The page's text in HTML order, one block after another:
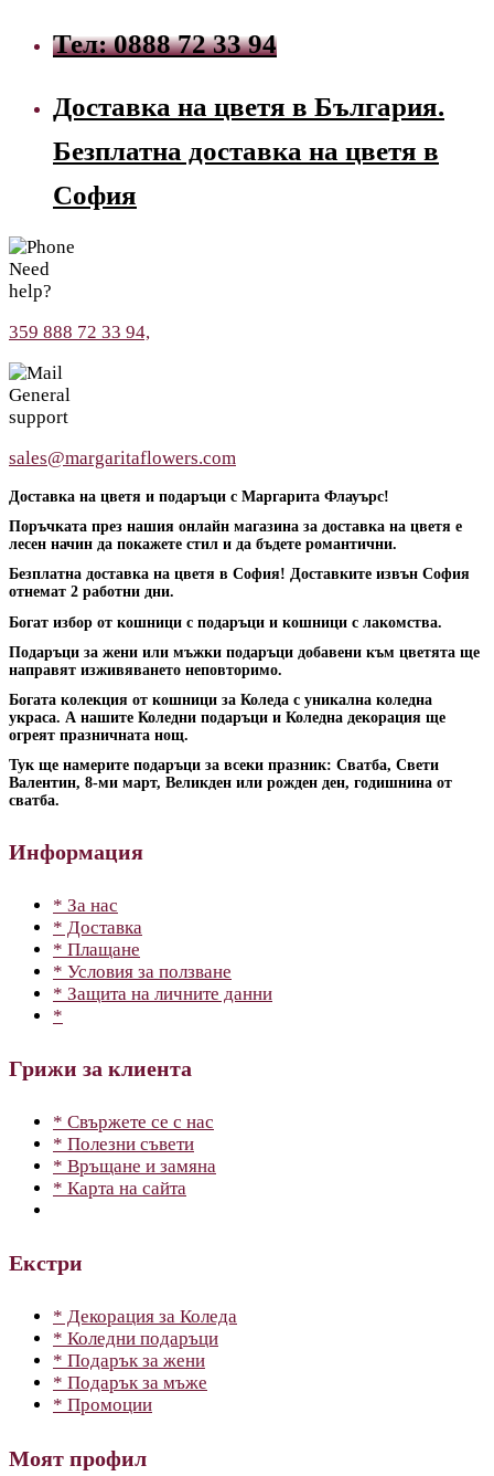
Тел: 0888 72 33 94
Доставка на цветя в България.
Безплатна доставка на цветя в
София
Need
help?
359 888 72 33 94,
General
support
sales@margaritaflowers.com
Доставка на цветя и подаръци с Маргарита Флауърс!
Поръчката през нашия онлайн магазина за доставка на цветя е
лесен начин да покажете стил и да бъдете романтични.
Безплатна доставка на цветя в София! Доставките извън София
отнемат 2 работни дни.
Богат избор от кошници с подаръци и кошници с лакомства.
Подаръци за жени или мъжки подаръци добавени към цветята ще
направят изживяването неповторимо.
Богата колекция от кошници за Коледа с уникална коледна
украса. А нашите Коледни подаръци и Коледна декорация ще
огреят празничната нощ.
Тук ще намерите подаръци за всеки празник: Сватба, Свети
Валентин, 8-ми март, Великден или рожден ден, годишнина от
сватба.
Информация
* За нас
* Доставка
* Плащане
* Условия за ползване
* Защита на личните данни
*
Грижи за клиента
* Свържете се с нас
* Полезни съвети
* Връщане и замяна
* Карта на сайта
Екстри
* Декорация за Коледа
* Коледни подаръци
* Подарък за жени
* Подарък за мъже
* Промоции
Моят профил